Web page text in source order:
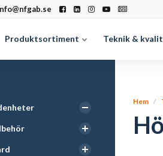
Produktsortiment Teknik &
Hem